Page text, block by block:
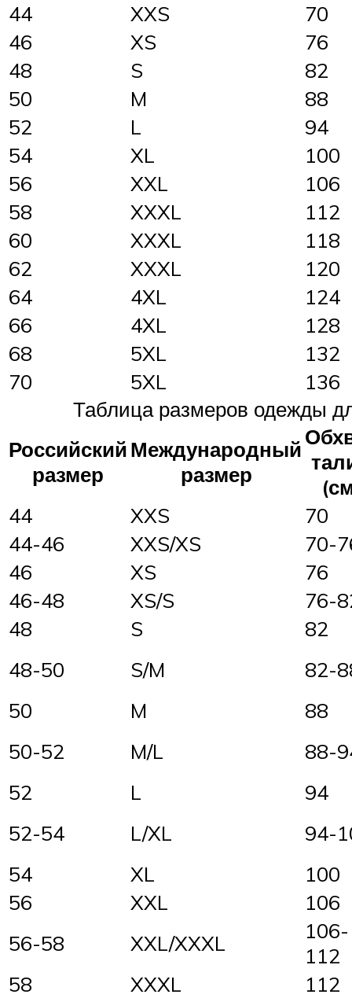
44
XXS
70
46
XS
76
48
S
82
50
M
88
52
L
94
54
XL
100
56
XXL
106
58
XXXL
112
60
XXXL
118
62
XXXL
120
64
4XL
124
66
4XL
128
68
5XL
132
70
5XL
136
Таблица размеров одежды
Российский
размер
Международный
размер
44
XXS
70
44-46
XXS/XS
70-
46
XS
76
46-48
XS/S
76-
48
S
82
48-50
S/M
82-
50
M
88
50-52
M/L
88-
52
L
94
52-54
L/XL
94-
54
XL
100
56
XXL
106
56-58
XXL/XXXL
106-
112
58
XXXL
112